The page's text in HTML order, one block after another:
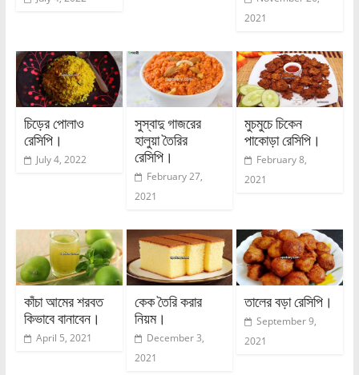
2021
চিড়ের পোলাও
রেসিপি।
July 4, 2022
সুস্বাদু গাজরের
হালুয়া তৈরির
রেসিপি।
February 27,
2021
মুচমুচে চিকেন
পাকোড়া রেসিপি।
February 8,
2021
কাঁচা আমের শরবত
কিভাবে বানাবেন।
April 5, 2021
কেক তৈরি করার
নিয়ম।
December 3,
2021
তালের বড়া রেসিপি।
September 9,
2021